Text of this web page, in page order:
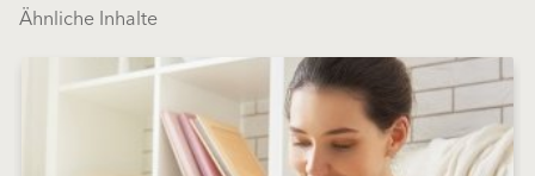
Ähnliche Inhalte